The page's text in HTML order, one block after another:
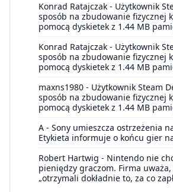
Konrad Ratajczak - Użytkownik
sposób na zbudowanie fizycznej
pomocą dyskietek z 1.44 MB
Konrad Ratajczak - Użytkownik
sposób na zbudowanie fizycznej
pomocą dyskietek z 1.44 MB
maxns1980 - Użytkownik Steam
sposób na zbudowanie fizycznej
pomocą dyskietek z 1.44 MB
A - Sony umieszcza ostrzeżenia
Etykieta informuje o końcu gier
Robert Hartwig - Nintendo nie
pieniędzy graczom. Firma
„otrzymali dokładnie to, za co